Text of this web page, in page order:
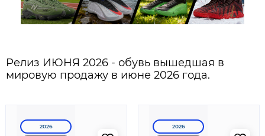
Релиз ИЮНЯ 2026 - обувь вышедшая в
мировую продажу в июне 2026 года.
2026 2026